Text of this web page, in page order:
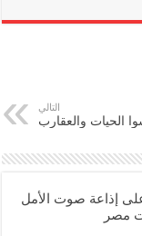
التالي
الحيات والعقارب
إذاعة صوت الأمل